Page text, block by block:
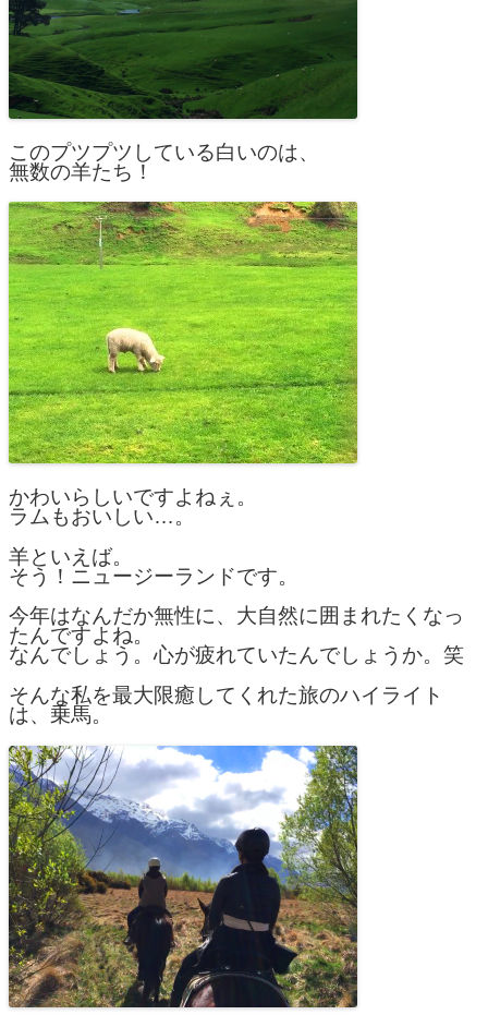
このプツプツしている白いのは、
無数の羊たち！
かわいらしいですよねぇ。
ラムもおいしい…。
羊といえば。
そう！ニュージーランドです。
今年はなんだか無性に、大自然に囲まれたくなっ
たんですよね。
なんでしょう。心が疲れていたんでしょうか。笑
そんな私を最大限癒してくれた旅のハイライト
は、乗馬。